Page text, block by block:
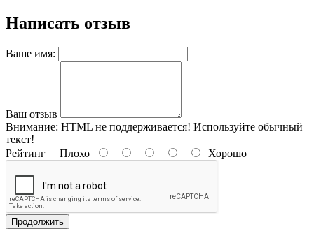
Написать отзыв
Ваше имя:
Ваш отзыв
Внимание: HTML не поддерживается! Используйте обычный
текст!
Рейтинг Плохо Хорошо
Продолжить